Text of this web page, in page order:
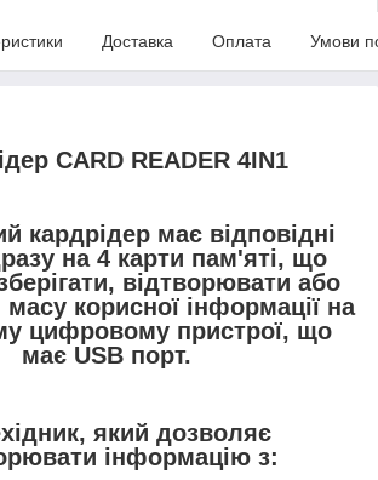
Доставка Оплата Умови
CARD READER 4IN1
кардрідер має відповідні
на 4 карти пам'яті, що
відтворювати або
корисної інформації на
цифровому пристрої, що
має USB порт.
який дозволяє
інформацію з: